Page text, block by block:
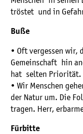
tröstet und in
Buße
• Oft vergessen wir,
Gemeinschaft hin
hat selten Priorität.
• Wir Menschen
der Natur um. Die
tragen. Herr,
Fürbitte